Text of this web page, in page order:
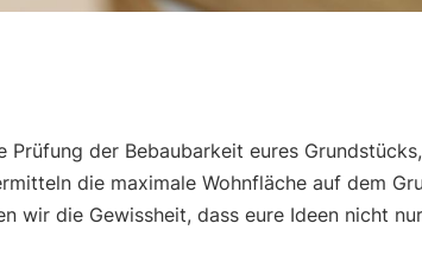
der Bebaubarkeit eures
die maximale Wohnfläche auf dem
wir die Gewissheit, dass eure Ideen nicht